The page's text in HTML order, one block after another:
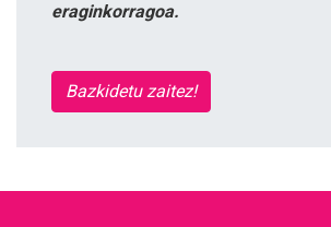
eraginkorragoa.
Bazkidetu zaitez!